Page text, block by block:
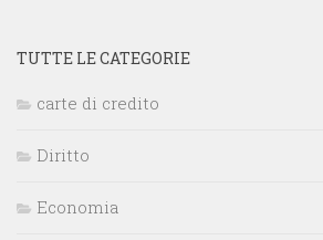
TUTTE LE CATEGORIE
carte di credito
Diritto
Economia